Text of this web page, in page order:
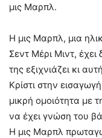
μις Μαρπλ.
Η μις Μαρπλ, μια
Σεντ Μέρι Μιντ,
της εξιχνιάζει κι
Κρίστι στην
μικρή ομοιότητα με
να έχει γνώση του
Η μις Μαρπλ